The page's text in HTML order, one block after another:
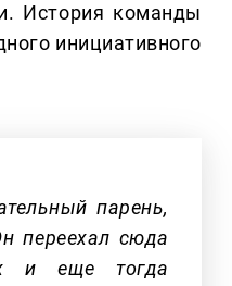
История команды
инициативного
парень,
переехал сюда
и еще тогда